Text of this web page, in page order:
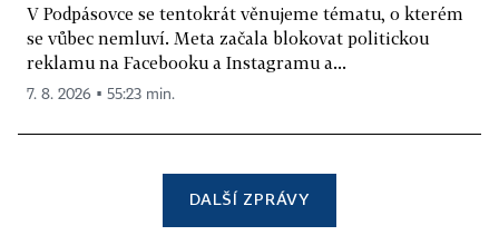
V Podpásovce se tentokrát věnujeme tématu, o kterém
se vůbec nemluví. Meta začala blokovat politickou
reklamu na Facebooku a Instagramu a...
7. 8. 2026 ▪ 55:23 min.
DALŠÍ ZPRÁVY